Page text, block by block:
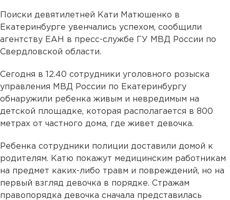
Поиски девятилетней Кати Матюшенко в
Екатеринбурге увенчались успехом, сообщили
агентству ЕАН в пресс-службе ГУ МВД России по
Свердловской области.
Сегодня в 12.40 сотрудники уголовного розыска
управления МВД России по Екатеринбургу
обнаружили ребенка живым и невредимым на
детской площадке, которая располагается в 800
метрах от частного дома, где живет девочка.
Ребенка сотрудники полиции доставили домой к
родителям. Катю покажут медицинским работникам
на предмет каких-либо травм и повреждений, но на
первый взгляд девочка в порядке. Стражам
правопорядка девочка сначала представилась